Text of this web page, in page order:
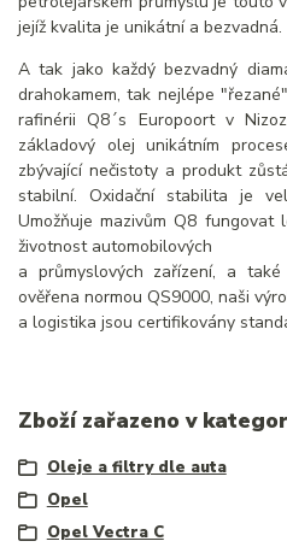
jejíž kvalita je unikátní a bezvadná.
A tak jako každý bezvadný
drahokamem, tak nejlépe
rafinérii Q8´s Europoort v
základový olej unikátním
zbývající nečistoty a produkt
stabilní. Oxidační stabilita je
Umožňuje mazivům Q8
životnost automobilových
a průmyslových zařízení, a
ověřena normou QS9000, naši
a logistika jsou certifikovány
Zboží zařazeno v
Oleje a filtry dle auta
Opel
Opel Vectra C